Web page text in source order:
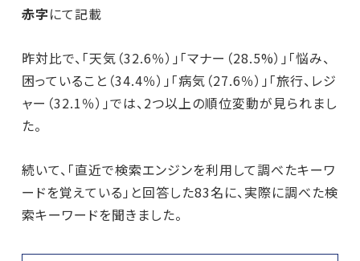
赤字にて記載
昨対比で、「天気（32.6％）」「マナー（28.5%）」「悩み、
困っていること（34.4％）」「病気（27.6％）」「旅行、レジ
ャー（32.1％）」では、2つ以上の順位変動が見られまし
た。
続いて、「直近で検索エンジンを利用して調べたキーワ
ードを覚えている」と回答した83名に、実際に調べた検
索キーワードを聞きました。